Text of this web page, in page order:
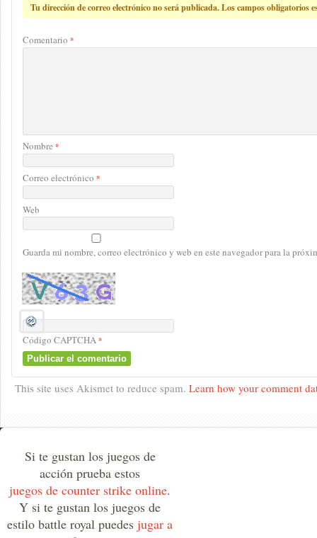
Tu dirección de correo electrónico no será publicada. Los campos obligatorios
Comentario *
Nombre *
Correo electrónico *
Web
Guarda mi nombre, correo electrónico y web en este navegador para la
Código CAPTCHA*
This site uses Akismet to reduce spam. Learn how your comment
Si te gustan los juegos de
acción prueba estos
juegos de counter strike online.
Y si te gustan los juegos de
estilo battle royal puedes jugar a